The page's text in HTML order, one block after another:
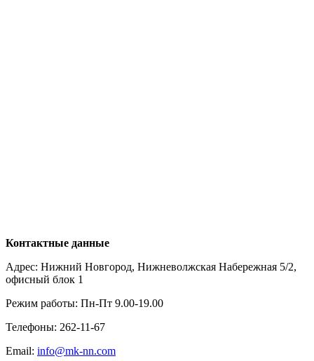
Контактные данные
Адрес: Нижний Новгород, Нижневолжская Набережная 5/2,
офисный блок 1
Режим работы: Пн-Пт 9.00-19.00
Телефоны: 262-11-67
Email: info@mk-nn.com